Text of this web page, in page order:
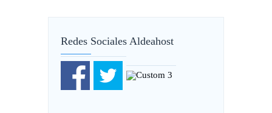
Redes Sociales Aldeahost